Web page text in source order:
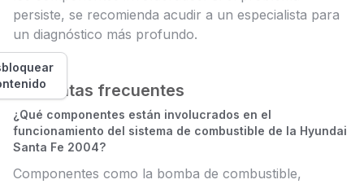
persiste, se recomienda acudir a un especialista para
un diagnóstico más profundo.
Preguntas frecuentes
¿Qué componentes están involucrados en el
funcionamiento del sistema de combustible de la Hyundai
Santa Fe 2004?
Componentes como la bomba de combustible,